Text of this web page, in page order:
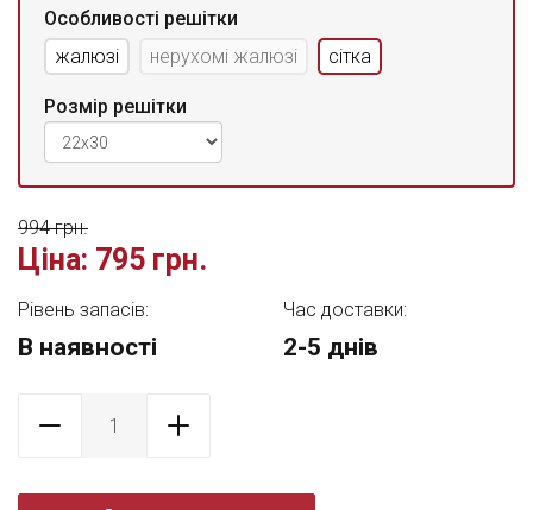
Особливості решітки
жалюзі
нерухомі жалюзі сітка
Розмір решітки
Ціна: 795 грн.
994 грн.
Рівень запасів:
В наявності
Час доставки:
2-5 днів